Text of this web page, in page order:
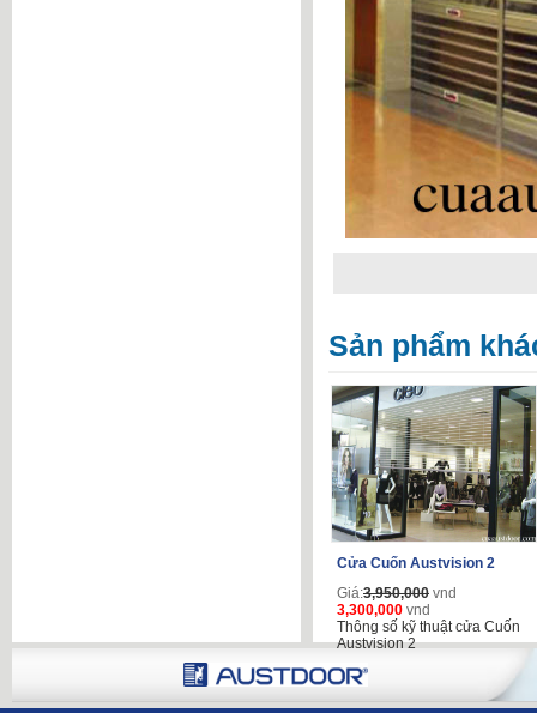
Sản phẩm
Cửa Cuốn Austvision 2
Giá:3,950,000 vnd
3,300,000 vnd
Thông số kỹ thuật cửa Cuốn
Austvision 2